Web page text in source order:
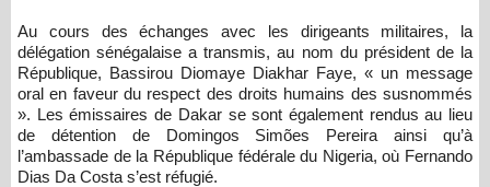
Au cours des échanges avec les dirigeants militaires, la
délégation sénégalaise a transmis, au nom du président de la
République, Bassirou Diomaye Diakhar Faye, « un message
oral en faveur du respect des droits humains des susnommés
». Les émissaires de Dakar se sont également rendus au lieu
de détention de Domingos Simões Pereira ainsi qu’à
l’ambassade de la République fédérale du Nigeria, où Fernando
Dias Da Costa s’est réfugié.